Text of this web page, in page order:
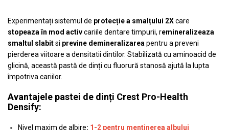
Experimentați sistemul de protecție a smalțului 2Xcare
stopeaza în mod activcariile dentare timpurii, remineralizeaza
smaltul slabitsi previne demineralizarea pentru a preveni
pierderea viitoare a densitatii dintilor. Stabilizată cu aminoacid de
glicină, această pastă de dinți cu fluorură stanosă ajută la lupta
împotriva cariilor.
Avantajele pastei de dinți Crest Pro-Health
Densify:
Nivel maxim de albire: 1-2 pentru mentinerea albului